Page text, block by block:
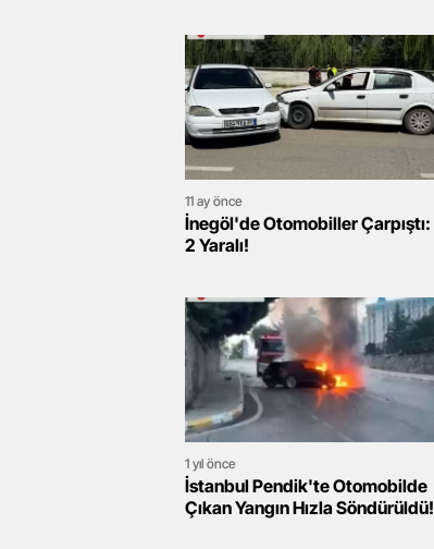
11 ay önce
İnegöl'de Otomobiller Çarpıştı:
2 Yaralı!
1 yıl önce
İstanbul Pendik'te Otomobilde
Çıkan Yangın Hızla Söndürüldü!